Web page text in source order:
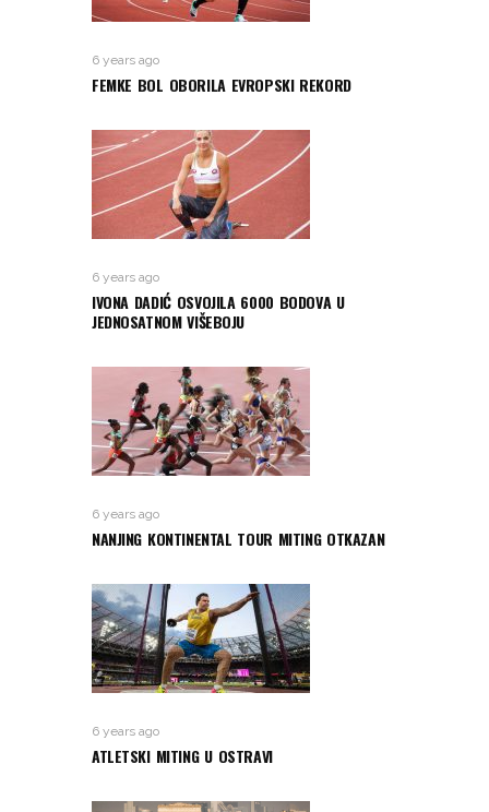
6 years ago
FEMKE BOL OBORILA EVROPSKI REKORD
6 years ago
IVONA DADIĆ OSVOJILA 6000 BODOVA U
JEDNOSATNOM VIŠEBOJU
6 years ago
NANJING KONTINENTAL TOUR MITING OTKAZAN
6 years ago
ATLETSKI MITING U OSTRAVI